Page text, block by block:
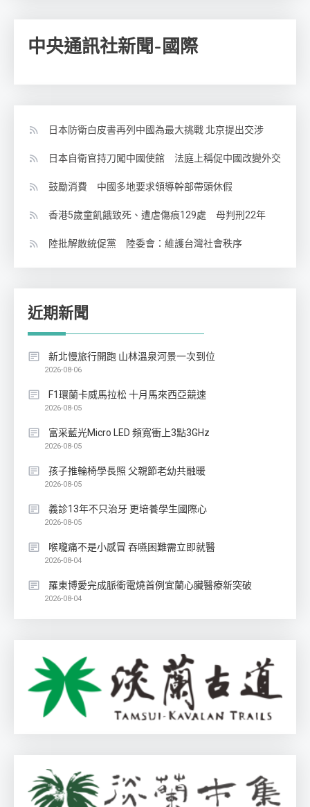
中央通訊社新聞-國際
日本防衛白皮書再列中國為最大挑戰 北京提出交涉
日本自衛官持刀闖中國使館 法庭上稱促中國改變外交
鼓勵消費 中國多地要求領導幹部帶頭休假
香港5歲童飢餓致死、遭虐傷痕129處 母判刑22年
陸批解散統促黨 陸委會：維護台灣社會秩序
近期新聞
新北慢旅行開跑 山林溫泉河景一次到位
2026-08-06
F1環蘭卡威馬拉松 十月馬來西亞競速
2026-08-05
富采藍光Micro LED 頻寬衝上3點3GHz
2026-08-05
孩子推輪椅學長照 父親節老幼共融暖
2026-08-05
義診13年不只治牙 更培養學生國際心
2026-08-05
喉嚨痛不是小感冒 吞嚥困難需立即就醫
2026-08-04
羅東博愛完成脈衝電燒首例宜蘭心臟醫療新突破
2026-08-04